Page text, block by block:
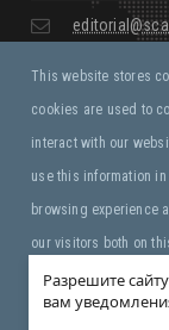
Разрешите
вам
2138726-7
Monday -
Saturday,
Правила и
Copyright ©
This website stores
cookies are used to
interact with our
use this information
browsing experience
our visitors both on
more about the
decline, your